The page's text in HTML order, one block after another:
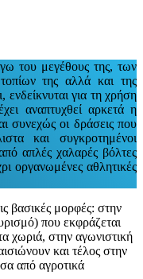
του μεγέθους της, των
της αλλά και της
για τη χρήση
αναπτυχθεί αρκετά η
συνεχώς οι δράσεις που
και συγκροτημένοι
απλές χαλαρές βόλτες
οργανωμένες αθλητικές
βασικές μορφές: στην
που εκφράζεται
χωριά, στην αγωνιστική
και τέλος στην
από αγροτικά